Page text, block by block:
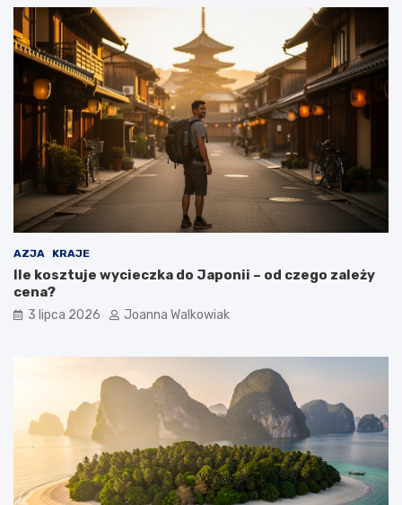
AZJA KRAJE
Ile kosztuje wycieczka do Japonii – od czego zależy
cena?
3 lipca 2026 Joanna Walkowiak